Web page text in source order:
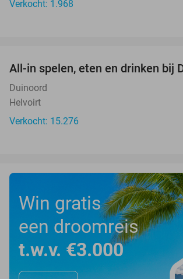
Verkocht: 1.968
All-in spelen, eten en drinken bij
Duinoord
Helvoirt
Verkocht: 15.276
Win gratis
een droomreis
t.w.v. €3.000